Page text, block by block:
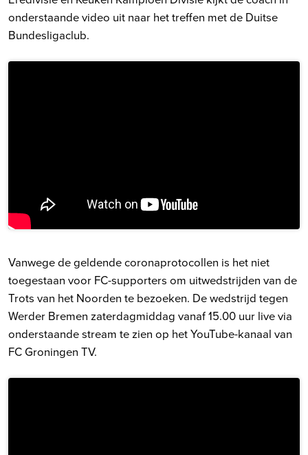
onderstaande video uit naar het treffen met de Duitse
Bundesligaclub.
Vanwege de geldende coronaprotocollen is het niet
toegestaan voor FC-supporters om uitwedstrijden van de
Trots van het Noorden te bezoeken. De wedstrijd tegen
Werder Bremen zaterdagmiddag vanaf 15.00 uur live via
onderstaande stream te zien op het YouTube-kanaal van
FC Groningen TV.